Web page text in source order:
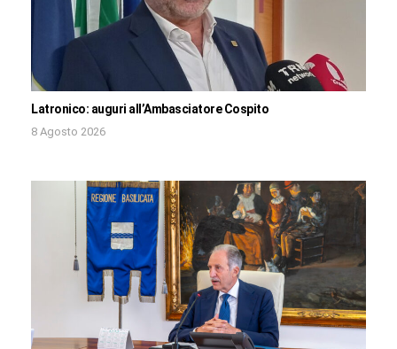
Latronico: auguri all’Ambasciatore Cospito
8 Agosto 2026